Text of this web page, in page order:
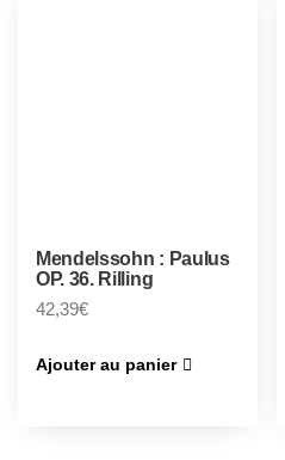
Mendelssohn : Paulus
OP. 36. Rilling
42,39€
Ajouter au panier